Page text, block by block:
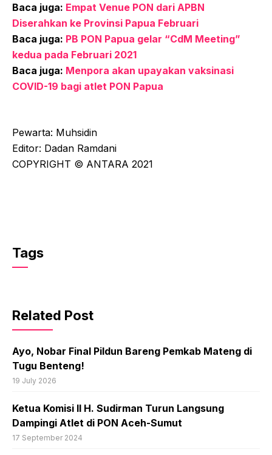
Baca juga: Empat Venue PON dari APBN
Diserahkan ke Provinsi Papua Februari
Baca juga: PB PON Papua gelar “CdM Meeting”
kedua pada Februari 2021
Baca juga: Menpora akan upayakan vaksinasi
COVID-19 bagi atlet PON Papua
Pewarta: Muhsidin
Editor: Dadan Ramdani
COPYRIGHT © ANTARA 2021
Tags
Related Post
Ayo, Nobar Final Pildun Bareng Pemkab Mateng di
Tugu Benteng!
19 July 2026
Ketua Komisi II H. Sudirman Turun Langsung
Dampingi Atlet di PON Aceh-Sumut
17 September 2024